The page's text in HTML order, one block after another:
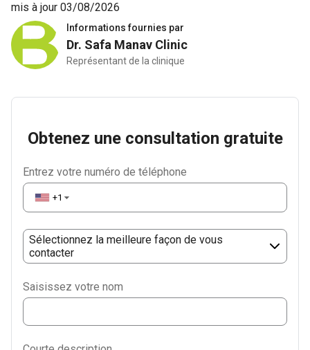
Informations fournies par
Dr. Safa Manav Clinic
Représentant de la clinique
mis à jour 03/08/2026
Obtenez une consultation gratuite
Entrez votre numéro de téléphone
+1 ▼
Sélectionnez la meilleure façon de vous
contacter
Saisissez votre nom